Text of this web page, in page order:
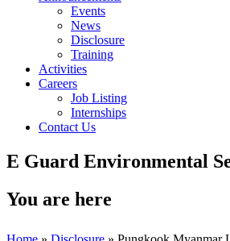
Events
News
Disclosure
Training
Activities
Careers
Job Listing
Internships
Contact Us
E Guard Environmental
You are here